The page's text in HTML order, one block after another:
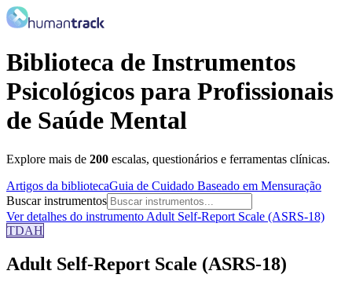
Biblioteca de Instrumentos
Psicológicos para Profissionais
de Saúde Mental
Explore mais de 200 escalas, questionários e ferramentas clínicas.
Artigos da bibliotecaGuia de Cuidado Baseado em Mensuração
Buscar instrumentos
Ver detalhes do instrumento Adult Self-Report Scale (ASRS-18)
TDAH
Adult Self-Report Scale (ASRS-18)